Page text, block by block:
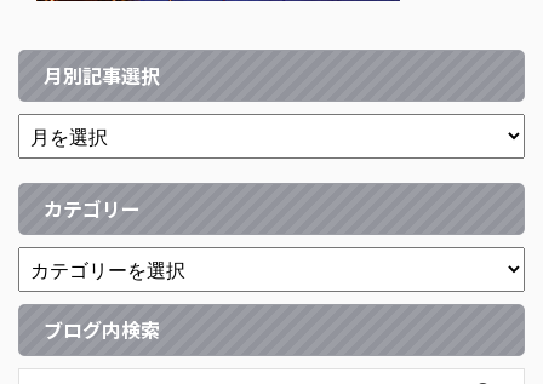
月別記事選択
カテゴリー
ブログ内検索